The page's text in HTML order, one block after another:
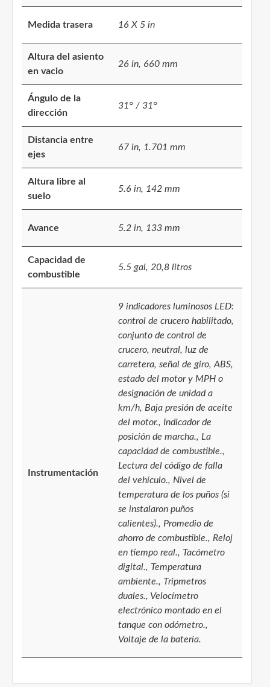
Medida trasera 16 X 5 in
Altura del asiento
en vacio
26 in, 660 mm
Ángulo de la
dirección
31° / 31°
Distancia entre
ejes
67 in, 1.701 mm
Altura libre al
suelo
5.6 in, 142 mm
Avance 5.2 in, 133 mm
Capacidad de
combustible
5.5 gal, 20,8 litros
Instrumentación
9 indicadores luminosos LED:
control de crucero habilitado,
conjunto de control de
crucero, neutral, luz de
carretera, señal de giro, ABS,
estado del motor y MPH o
designación de unidad a
km/h, Baja presión de aceite
del motor., Indicador de
posición de marcha., La
capacidad de combustible.,
Lectura del código de falla
del vehículo., Nivel de
temperatura de los puños (si
se instalaron puños
calientes)., Promedio de
ahorro de combustible., Reloj
en tiempo real., Tacómetro
digital., Temperatura
ambiente., Tripmetros
duales., Velocímetro
electrónico montado en el
tanque con odómetro.,
Voltaje de la batería.